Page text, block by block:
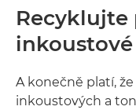
Recyklujte
A konečně platí,
inkoustových a